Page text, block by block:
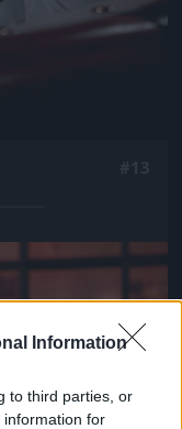
Information
to third parties, or
information for